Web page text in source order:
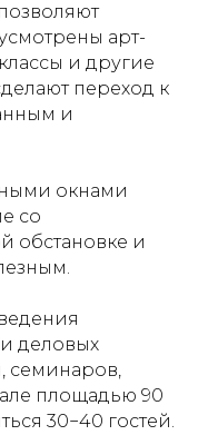
арт-
и другие
переход к
и
окнами
со
обстановке и
деловых
семинаров,
площадью 90
30−40 гостей.